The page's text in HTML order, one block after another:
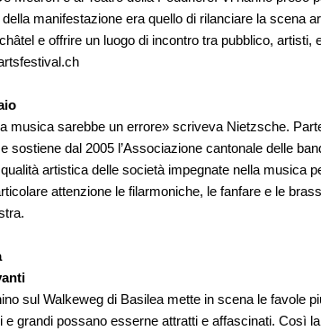
manifestazione era quello di rilanciare la scena
e offrire un luogo di incontro tra pubblico,
musica sarebbe un errore» scriveva Nietzsche.
sostiene dal 2005 l’Associazione cantonale delle
artistica delle società impegnate nella musica
attenzione le filarmoniche, le fanfare e le
sul Walkeweg di Basilea mette in scena le favole
e grandi possano esserne attratti e affascinati. Così